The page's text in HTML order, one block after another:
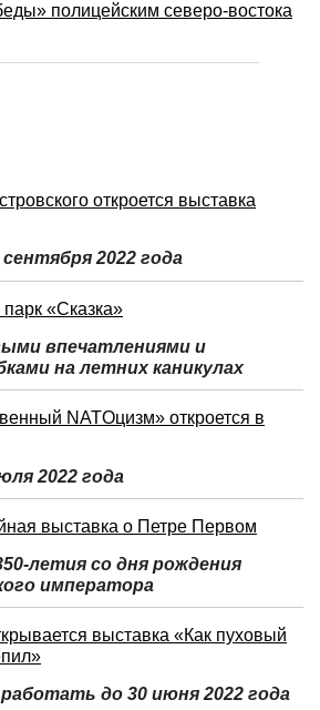
полицейским северо-востока
откроется выставка
2022 года
«Сказка»
впечатлениями и
на летних каникулах
NATOцизм» откроется в
2022 года
выставка о Петре Первом
летия со дня рождения
императора
выставка «Как пуховый
до 30 июня 2022 года